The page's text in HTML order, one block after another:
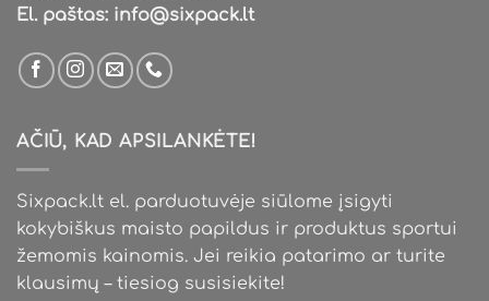
El. paštas: info@sixpack.lt
AČIŪ, KAD APSILANKĖTE!
Sixpack.lt el. parduotuvėje siūlome įsigyti
kokybiškus maisto papildus ir produktus sportui
žemomis kainomis. Jei reikia patarimo ar turite
klausimų – tiesiog susisiekite!